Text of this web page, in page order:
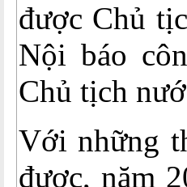
được Chủ
Nội báo
Chủ tịch
Với những
được, năm